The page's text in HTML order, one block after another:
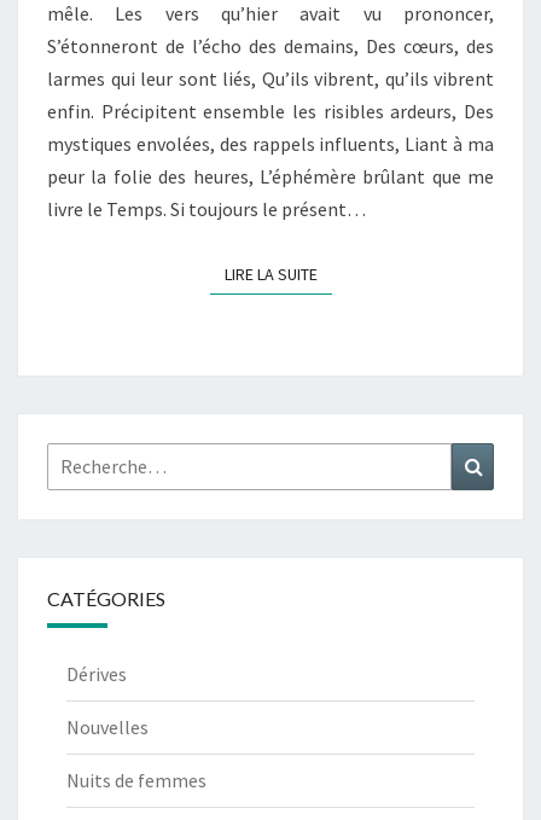
mêle. Les vers qu’hier avait vu prononcer,
S’étonneront de l’écho des demains, Des cœurs, des
larmes qui leur sont liés, Qu’ils vibrent, qu’ils vibrent
enfin. Précipitent ensemble les risibles ardeurs, Des
mystiques envolées, des rappels influents, Liant à ma
peur la folie des heures, L’éphémère brûlant que me
livre le Temps. Si toujours le présent…
LIRE LA SUITELIRE LA SUITE
Rechercher :
CATÉGORIES
Dérives
Nouvelles
Nuits de femmes